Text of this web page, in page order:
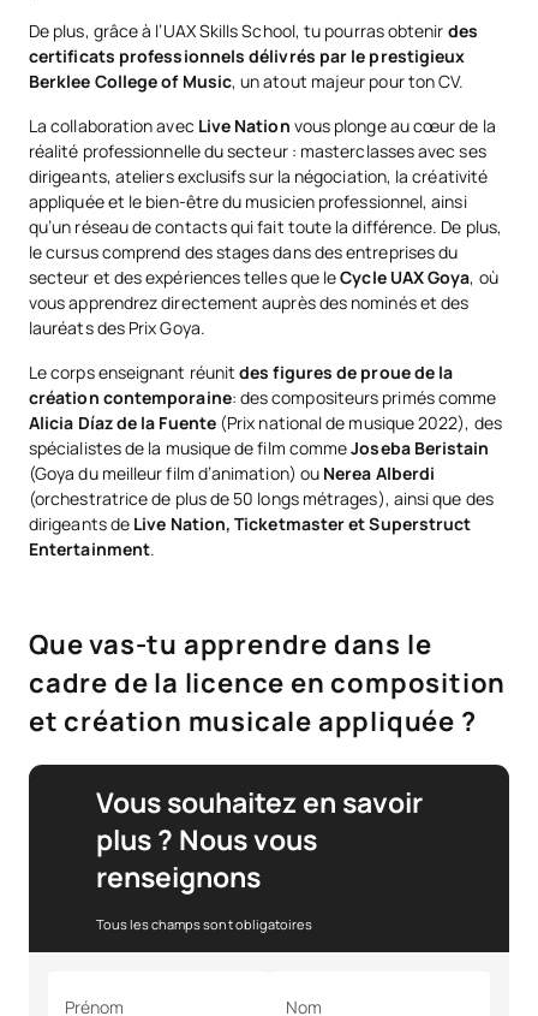
De plus, grâce à l’UAX Skills School, tu pourras obtenir des
certificats professionnels délivrés par le prestigieux
Berklee College of Music, un atout majeur pour ton CV.
La collaboration avec Live Nation vous plonge au cœur de la
réalité professionnelle du secteur : masterclasses avec ses
dirigeants, ateliers exclusifs sur la négociation, la créativité
appliquée et le bien-être du musicien professionnel, ainsi
qu’un réseau de contacts qui fait toute la différence. De plus,
le cursus comprend des stages dans des entreprises du
secteur et des expériences telles que leCycle UAX Goya, où
vous apprendrez directement auprès des nominés et des
lauréats des Prix Goya.
Le corps enseignant réunitdes figures de proue de la
création contemporaine: des compositeurs primés comme
Alicia Díaz de la Fuente (Prix national de musique 2022), des
spécialistes de la musique de film commeJoseba Beristain
(Goya du meilleur film d’animation) ou Nerea Alberdi
(orchestratrice de plus de 50 longs métrages), ainsi que des
dirigeants de Live Nation, Ticketmaster et Superstruct
Entertainment.
Que vas-tu apprendre dans le
cadre de la licence en composition
et création musicale appliquée ?
Vous souhaitez en savoir
plus ? Nous vous
renseignons
Tous les champs sont obligatoires
Prénom Nom